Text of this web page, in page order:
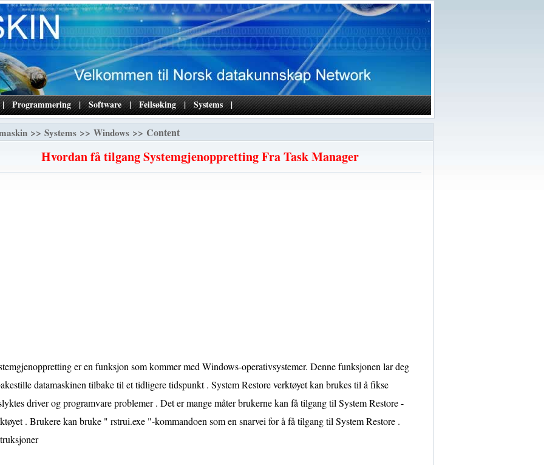
Programmering | Software | Feilsøking | Systems |
>> Systems >> Windows >> Content
Hvordan få tilgang Systemgjenoppretting Fra Task Manager
er en funksjon som kommer med Windows-operativsystemer. Denne funksjonen lar deg
datamaskinen tilbake til et tidligere tidspunkt . System Restore verktøyet kan brukes til å fikse
driver og programvare problemer . Det er mange måter brukerne kan få tilgang til System Restore -
. Brukere kan bruke " rstrui.exe "-kommandoen som en snarvei for å få tilgang til System Restore .